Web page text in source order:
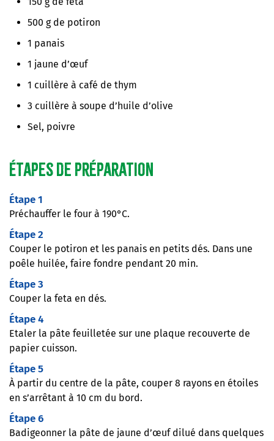
500 g de potiron
1 panais
1 jaune d’œuf
1 cuillère à café de thym
3 cuillère à soupe d’huile d’olive
Sel, poivre
Étapes de préparation
Étape 1
Préchauffer le four à 190°C.
Étape 2
Couper le potiron et les panais en petits dés. Dans une
poêle huilée, faire fondre pendant 20 min.
Étape 3
Couper la feta en dés.
Étape 4
Etaler la pâte feuilletée sur une plaque recouverte de
papier cuisson.
Étape 5
À partir du centre de la pâte, couper 8 rayons en étoiles
en s’arrêtant à 10 cm du bord.
Étape 6
Badigeonner la pâte de jaune d’œuf dilué dans quelques